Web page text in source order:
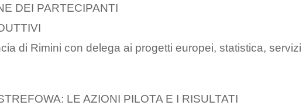
DEI PARTECIPANTI
di Rimini con delega ai progetti europei, statistica, servizi
LE AZIONI PILOTA E I RISULTATI